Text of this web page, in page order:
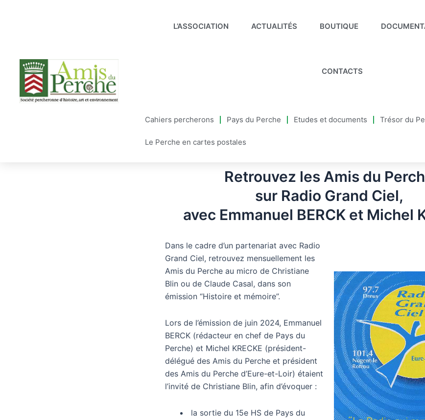
L’ASSOCIATION ACTUALITÉS BOUTIQUE
CONTACTS
Cahiers percherons Pays du Perche Etudes et documents Trésor du
Le Perche en cartes postales
Retrouvez les Amis du
sur Radio Grand Ciel,
avec Emmanuel BERCK et Michel
Dans le cadre d’un partenariat avec Radio
Grand Ciel, retrouvez mensuellement les
Amis du Perche au micro de Christiane
Blin ou de Claude Casal, dans son
émission “Histoire et mémoire”.
Lors de l’émission de juin 2024, Emmanuel
BERCK (rédacteur en chef de Pays du
Perche) et Michel KRECKE (président-
délégué des Amis du Perche et président
des Amis du Perche d’Eure-et-Loir) étaient
l’invité de Christiane Blin, afin d’évoquer :
la sortie du 15e HS de Pays du